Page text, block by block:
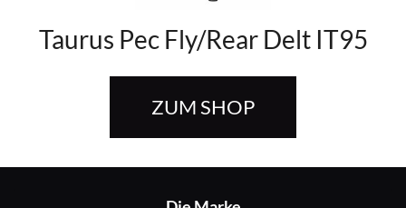
Taurus Pec Fly/Rear Delt IT95
ZUM SHOP